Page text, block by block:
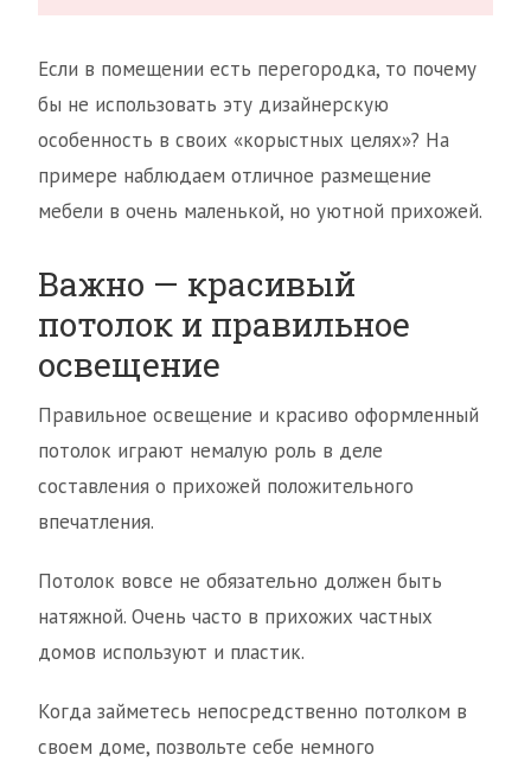
Если в помещении есть перегородка, то почему
бы не использовать эту дизайнерскую
особенность в своих «корыстных целях»? На
примере наблюдаем отличное размещение
мебели в очень маленькой, но уютной прихожей.
Важно — красивый
потолок и правильное
освещение
Правильное освещение и красиво оформленный
потолок играют немалую роль в деле
составления о прихожей положительного
впечатления.
Потолок вовсе не обязательно должен быть
натяжной. Очень часто в прихожих частных
домов используют и пластик.
Когда займетесь непосредственно потолком в
своем доме, позвольте себе немного